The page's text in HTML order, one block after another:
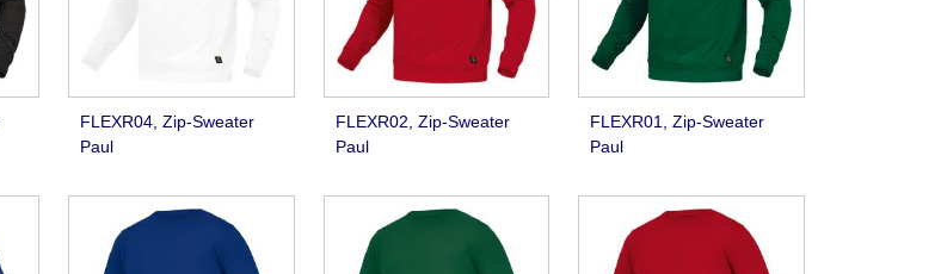
FLEXR04, Zip-Sweater
Paul
FLEXR02, Zip-Sweater
Paul
FLEXR01, Zip-Sweater
Paul